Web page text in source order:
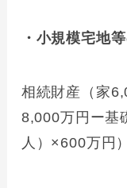
・小規模宅地
相続財産（家
8,000万円ー基
人）×600万円